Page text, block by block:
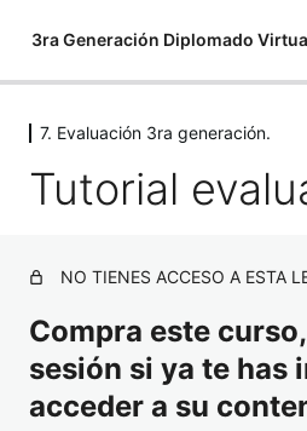
3ra Generación Diplomado
1. Bacterias
11 lessons
2. Hongos
3. Parásitos
4. Misceláneos
6 lessons
5. Informe de
7 lessons
7. Evaluación 3ra generación.
Tutorial
NO TIENES ACCESO A ESTA
Compra este
sesión si ya te has
acceder a su